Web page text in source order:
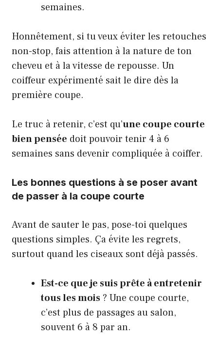
semaines.
Honnêtement, si tu veux éviter les retouches
non-stop, fais attention à la nature de ton
cheveu et à la vitesse de repousse. Un
coiffeur expérimenté sait le dire dès la
première coupe.
Le truc à retenir, c’est qu’une coupe courte
bien pensée doit pouvoir tenir 4 à 6
semaines sans devenir compliquée à coiffer.
Les bonnes questions à se poser avant
de passer à la coupe courte
Avant de sauter le pas, pose-toi quelques
questions simples. Ça évite les regrets,
surtout quand les ciseaux sont déjà passés.
Est-ce que je suis prête à entretenir
tous les mois ? Une coupe courte,
c’est plus de passages au salon,
souvent 6 à 8 par an.